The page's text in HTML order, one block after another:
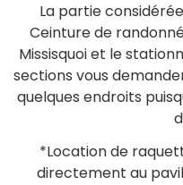
La partie
Ceinture de
Missisquoi et le
sections vous
quelques endroits
*Location de
directement au